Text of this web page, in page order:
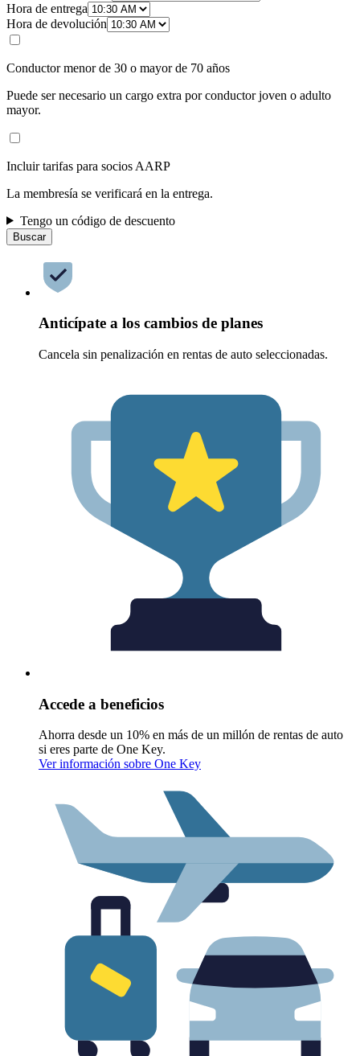
Hora de entrega
Hora de devolución
Conductor menor de 30 o mayor de 70 años
Puede ser necesario un cargo extra por conductor joven o adulto
mayor.
Incluir tarifas para socios AARP
La membresía se verificará en la entrega.
Tengo un código de descuento
Buscar
Anticípate a los cambios de planes
Cancela sin penalización en rentas de auto seleccionadas.
Accede a beneficios
Ahorra desde un 10% en más de un millón de rentas de auto
si eres parte de One Key.
Ver información sobre One Key